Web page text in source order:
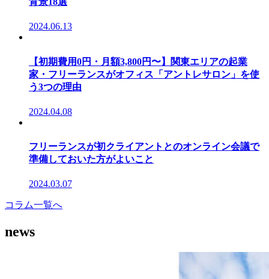
2024.06.13
【初期費用0円・月額3,800円〜】関東エリアの起業
家・フリーランスがオフィス「アントレサロン」を使
う3つの理由
2024.04.08
フリーランスが初クライアントとのオンライン会議で
準備しておいた方がよいこと
2024.03.07
コラム一覧へ
news